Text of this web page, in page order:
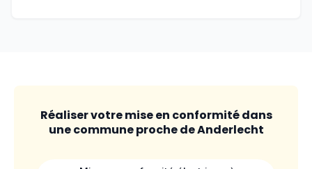
Réaliser votre mise en conformité dans
une commune proche deAnderlecht